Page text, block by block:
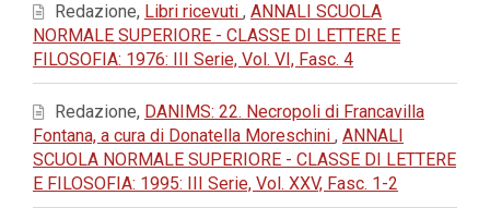
Redazione, Libri ricevuti , ANNALI SCUOLA
NORMALE SUPERIORE - CLASSE DI LETTERE E
FILOSOFIA: 1976: III Serie, Vol. VI, Fasc. 4
Redazione, DANIMS: 22. Necropoli di Francavilla
Fontana, a cura di Donatella Moreschini , ANNALI
SCUOLA NORMALE SUPERIORE - CLASSE DI LETTERE
E FILOSOFIA: 1995: III Serie, Vol. XXV, Fasc. 1-2